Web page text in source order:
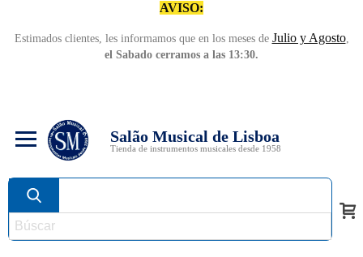
AVISO:
Estimados clientes, les informamos que en los meses de Julio y Agosto,
el Sabado cerramos a las 13:30.
Salão Musical de Lisboa
Tienda de instrumentos musicales desde 1958